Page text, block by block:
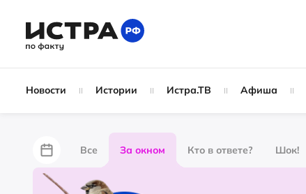
Новости Истории Истра.ТВ Афиша
Все За окном Кто в ответе? Шок!
За забором